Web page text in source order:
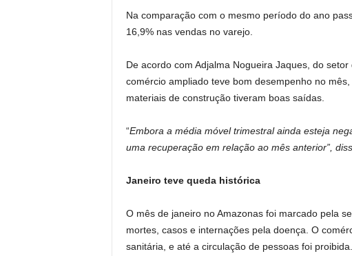
Na comparação com o mesmo período do ano
16,9% nas vendas no varejo.
De acordo com Adjalma Nogueira Jaques, do
comércio ampliado teve bom desempenho no
materiais de construção tiveram boas saídas.
“Embora a média móvel trimestral ainda esteja
uma recuperação em relação ao mês anterior”,
Janeiro teve queda histórica
O mês de janeiro no Amazonas foi marcado pela
mortes, casos e internações pela doença. O
sanitária, e até a circulação de pessoas foi proibida.